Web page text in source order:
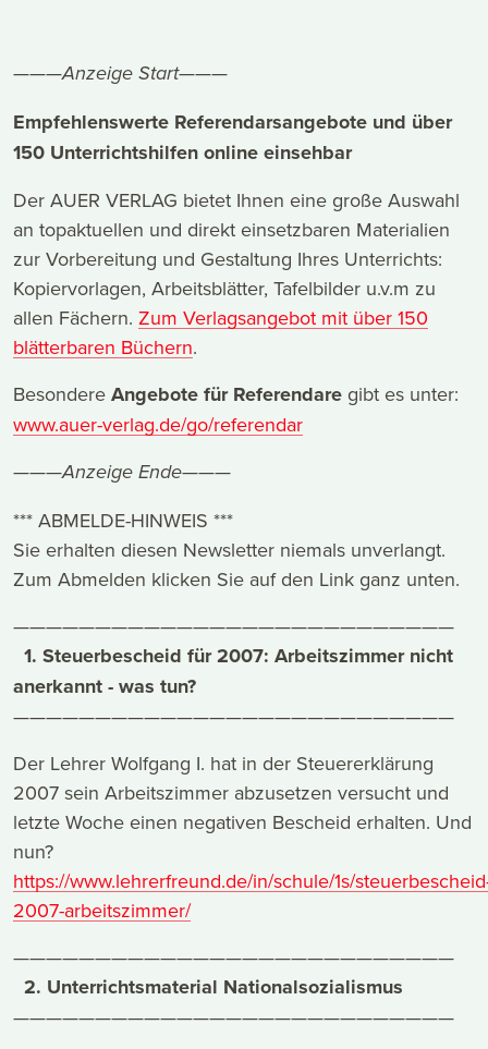
———Anzeige Start———
Empfehlenswerte Referendarsangebote und über
150 Unterrichtshilfen online einsehbar
Der AUER VERLAG bietet Ihnen eine große Auswahl
an topaktuellen und direkt einsetzbaren Materialien
zur Vorbereitung und Gestaltung Ihres Unterrichts:
Kopiervorlagen, Arbeitsblätter, Tafelbilder u.v.m zu
allen Fächern. Zum Verlagsangebot mit über 150
blätterbaren Büchern.
Besondere Angebote für Referendare gibt es unter:
www.auer-verlag.de/go/referendar
———Anzeige Ende———
*** ABMELDE-HINWEIS ***
Sie erhalten diesen Newsletter niemals unverlangt.
Zum Abmelden klicken Sie auf den Link ganz unten.
———————————————————————————
1. Steuerbescheid für 2007: Arbeitszimmer nicht
anerkannt - was tun?
———————————————————————————
Der Lehrer Wolfgang I. hat in der Steuererklärung
2007 sein Arbeitszimmer abzusetzen versucht und
letzte Woche einen negativen Bescheid erhalten. Und
nun?
https://www.lehrerfreund.de/in/schule/1s/
2007-arbeitszimmer/
———————————————————————————
2. Unterrichtsmaterial Nationalsozialismus
———————————————————————————